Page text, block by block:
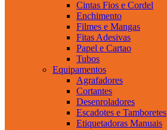
Cintas Fios e Cordel
Enchimento
Filmes e Mangas
Fitas Adesivas
Papel e Cartao
Tubos
Equipamentos
Agrafadores
Cortantes
Desenroladores
Escadotes e Tamboretes
Etiquetadoras Manuais